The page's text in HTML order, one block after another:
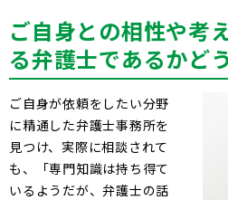
ご自身との相性や考
る弁護士であるかど
ご自身が依頼をしたい分野
に精通した弁護士事務所を
見つけ、実際に相談されて
も、「専門知識は持ち得て
いるようだが、弁護士の話